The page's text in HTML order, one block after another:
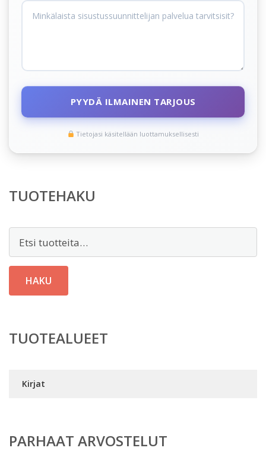
PYYDÄ ILMAINEN TARJOUS
Tietojasi käsitellään luottamuksellisesti
TUOTEHAKU
HAKU
TUOTEALUEET
Kirjat
PARHAAT ARVOSTELUT